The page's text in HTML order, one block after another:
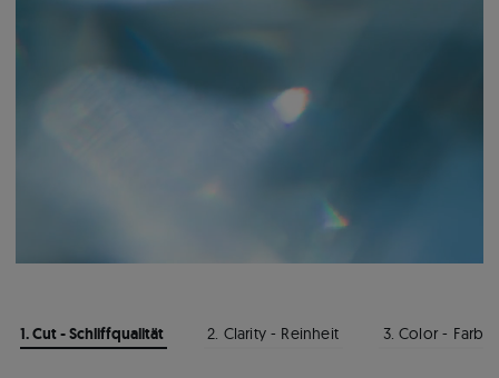
1. Cut - Schliffqualität 2. Clarity - Reinheit 3. Color - Farbe